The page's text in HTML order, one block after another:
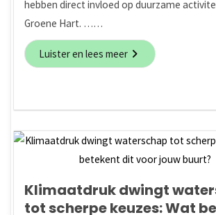
hebben direct invloed op duurzame
Groene Hart. ……
Luister en lees meer
Klimaatdruk dwingt
tot scherpe keuzes: Wat